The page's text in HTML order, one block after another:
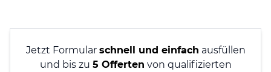
Jetzt Formular schnell und einfach ausfüllen
und bis zu 5 Offerten von qualifizierten